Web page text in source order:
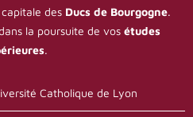
des Ducs de Bourgogne.
la poursuite de vos études
.
Catholique de Lyon